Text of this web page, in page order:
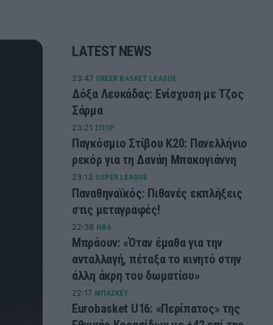
LATEST NEWS
23:47 GREEK BASKET LEAGUE
Δόξα Λευκάδας: Ενίσχυση με Τζος
Σάρμα
23:21 ΣΠΟΡ
Παγκόσμιο Στίβου Κ20: Πανελλήνιο
ρεκόρ για τη Δανάη Μπακογιάννη
23:13 SUPER LEAGUE
Παναθηναϊκός: Πιθανές εκπλήξεις
στις μεταγραφές!
22:38 NBA
Μπράουν: «Όταν έμαθα για την
ανταλλαγή, πέταξα το κινητό στην
άλλη άκρη του δωματίου»
22:17 ΜΠΑΣΚΕΤ
Eurobasket U16: «Περίπατος» της